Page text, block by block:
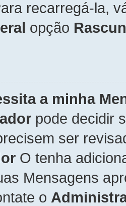
recarregá-la,
opção
a minha
pode decidir
ser
O tenha
Mensagens
o